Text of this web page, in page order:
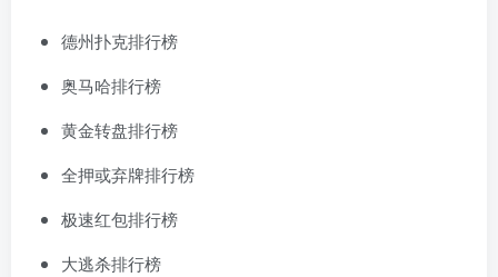
德州扑克排行榜
奥马哈排行榜
黄金转盘排行榜
全押或弃牌排行榜
极速红包排行榜
大逃杀排行榜